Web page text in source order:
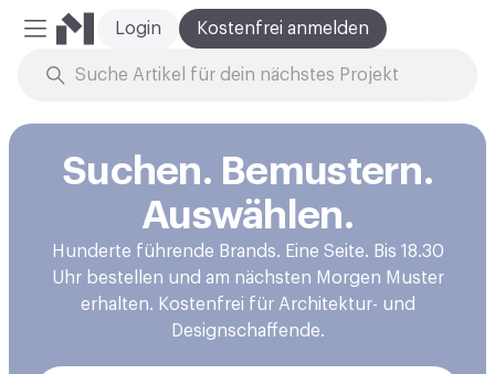
Mobiles Menü
Kostenfrei anmelden
Login
Zum Inhalt springen
Suchen. Bemustern.
Auswählen.
Hunderte führende Brands. Eine Seite. Bis 18.30
Uhr bestellen und am nächsten Morgen Muster
erhalten. Kostenfrei für Architektur- und
Designschaffende.